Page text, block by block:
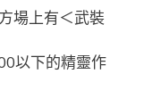
場上有＜武裝
以下的精靈作